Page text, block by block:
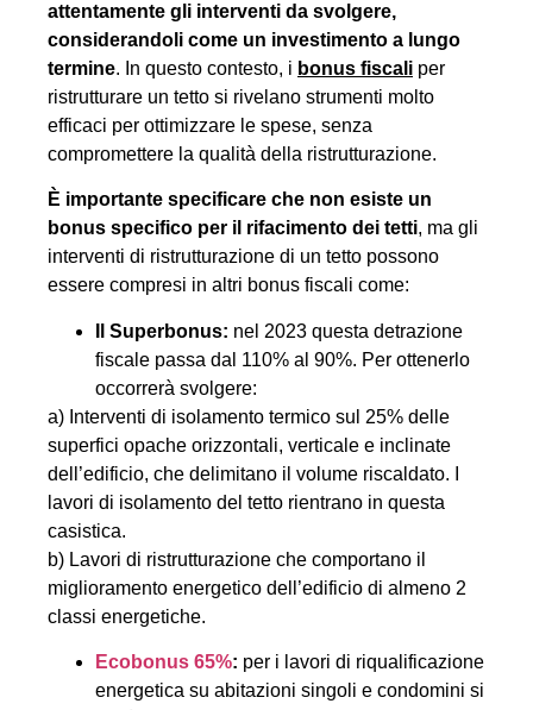
attentamente gli interventi da svolgere,
considerandoli come un investimento a lungo
termine. In questo contesto, i bonus fiscali per
ristrutturare un tetto si rivelano strumenti molto
efficaci per ottimizzare le spese, senza
compromettere la qualità della ristrutturazione.
È importante specificare che non esiste un
bonus specifico per il rifacimento dei tetti, ma gli
interventi di ristrutturazione di un tetto possono
essere compresi in altri bonus fiscali come:
Il Superbonus: nel 2023 questa detrazione
fiscale passa dal 110% al 90%. Per ottenerlo
occorrerà svolgere:
a) Interventi di isolamento termico sul 25% delle
superfici opache orizzontali, verticale e inclinate
dell’edificio, che delimitano il volume riscaldato. I
lavori di isolamento del tetto rientrano in questa
casistica.
b) Lavori di ristrutturazione che comportano il
miglioramento energetico dell’edificio di almeno 2
classi energetiche.
Ecobonus 65%: per i lavori di riqualificazione
energetica su abitazioni singoli e condomini si